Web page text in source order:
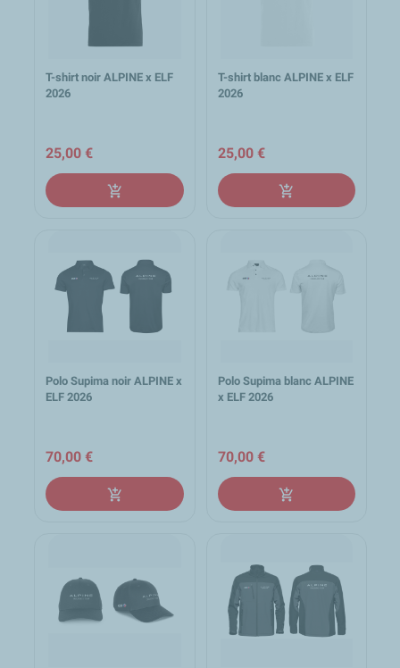
T-shirt noir ALPINE x ELF
2026
25,00 €
add_shopping_cart
T-shirt blanc ALPINE x ELF
2026
25,00 €
add_shopping_cart
Polo Supima noir ALPINE x
ELF 2026
70,00 €
add_shopping_cart
Polo Supima blanc ALPINE
x ELF 2026
70,00 €
add_shopping_cart